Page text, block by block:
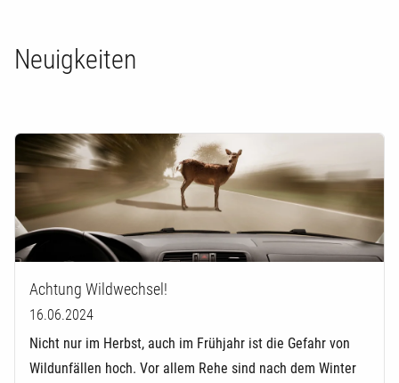
Neuigkeiten
Achtung Wildwechsel!
16.06.2024
Nicht nur im Herbst, auch im Frühjahr ist die Gefahr von
Wildunfällen hoch. Vor allem Rehe sind nach dem Winter